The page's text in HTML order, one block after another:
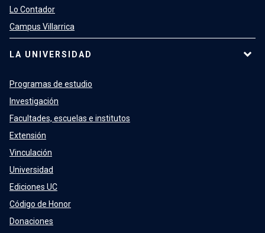
Lo Contador
Campus Villarrica
LA UNIVERSIDAD
Programas de estudio
Investigación
Facultades, escuelas e institutos
Extensión
Vinculación
Universidad
Ediciones UC
Código de Honor
Donaciones